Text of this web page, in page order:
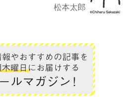
松本太郎